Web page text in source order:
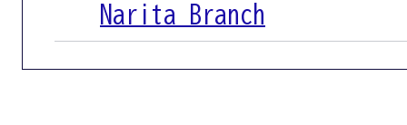
Narita Branch